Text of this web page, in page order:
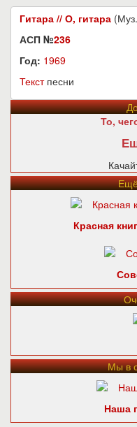
Гитара // О, гитара
АСП №236
Год: 1969
Текстпесни
То,
Красная
Мы в
Наша